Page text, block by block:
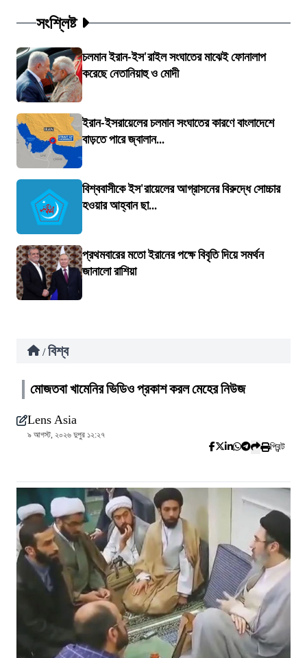
সংশ্লিষ্ট
চলমান ইরান-ইস'রাইল সংঘাতের মাঝেই ফোনালাপ
করেছে নেতানিয়াহু ও মোদী
ইরান-ইসরায়েলের চলমান সংঘাতের কারণে বাংলাদেশে
বাড়তে পারে জ্বালান...
বিশ্ববাসীকে ইস'রায়েলের আগ্রাসনের বিরুদ্ধে সোচ্চার
হওয়ার আহ্বান ছা...
প্রথমবারের মতো ইরানের পক্ষে বিবৃতি দিয়ে সমর্থন
জানালো রাশিয়া
/ বিশ্ব
মোজতবা খামেনির ভিডিও প্রকাশ করল মেহের নিউজ
Lens Asia
৯ আগস্ট, ২০২৬ দুপুর ১২:২৭
প্রিন্ট